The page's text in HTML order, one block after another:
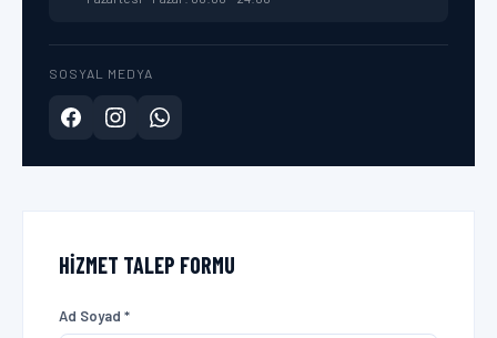
HIZMET TALEP FORMU
Ad Soyad *
SOSYAL MEDYA